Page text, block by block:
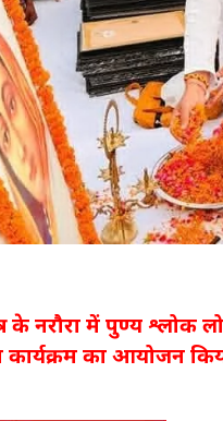
के नरौरा में पुण्य श्लोक
का आयोजन